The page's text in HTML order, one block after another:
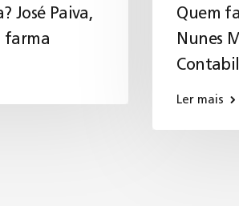
José Paiva,
farma
Quem
Nunes
Ler mais